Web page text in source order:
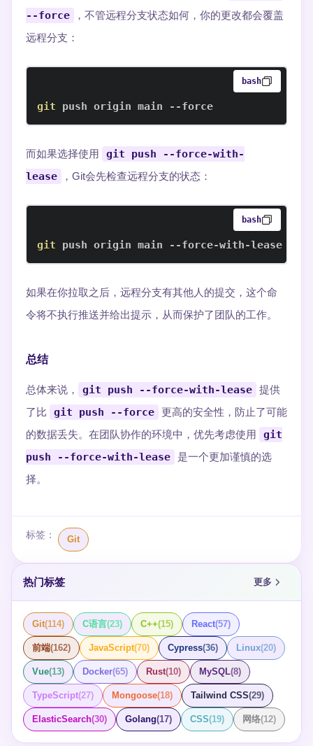
--force
，不管远程分支状态如何，你的更改都会覆盖
远程分支：
bash
git push origin main --force
而如果选择使用
git push --force-with-
lease
，Git会先检查远程分支的状态：
bash
git push origin main --force-with-lease
如果在你拉取之后，远程分支有其他人的提交，这个命
令将不执行推送并给出提示，从而保护了团队的工作。
总结
总体来说， git push --force-with-lease 提供
了比
git push --force 更高的安全性，防止了可能
的数据丢失。在团队协作的环境中，优先考虑使用
git
push --force-with-lease
是一个更加谨慎的选
择。
标签： Git
热门标签 更多
Git(114) C语言(23) C++(15) React(57)
前端(162) JavaScript(70) Cypress(36) Linux(20)
Vue(13) Docker(65) Rust(10) MySQL(8)
TypeScript(27) Mongoose(18) Tailwind CSS(29)
ElasticSearch(30) Golang(17) CSS(19) 网络(12)